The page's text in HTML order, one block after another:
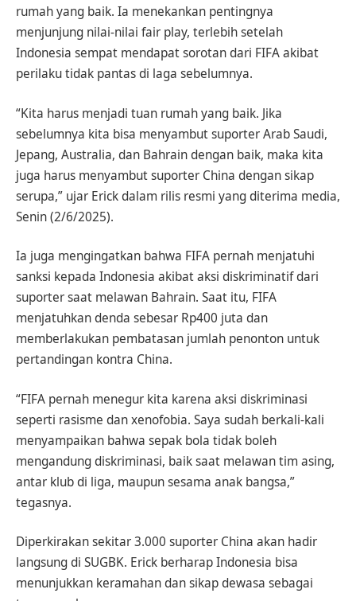
rumah yang baik. Ia menekankan pentingnya
menjunjung nilai-nilai fair play, terlebih setelah
Indonesia sempat mendapat sorotan dari FIFA akibat
perilaku tidak pantas di laga sebelumnya.
“Kita harus menjadi tuan rumah yang baik. Jika
sebelumnya kita bisa menyambut suporter Arab Saudi,
Jepang, Australia, dan Bahrain dengan baik, maka kita
juga harus menyambut suporter China dengan sikap
serupa,” ujar Erick dalam rilis resmi yang diterima media,
Senin (2/6/2025).
Ia juga mengingatkan bahwa FIFA pernah menjatuhi
sanksi kepada Indonesia akibat aksi diskriminatif dari
suporter saat melawan Bahrain. Saat itu, FIFA
menjatuhkan denda sebesar Rp400 juta dan
memberlakukan pembatasan jumlah penonton untuk
pertandingan kontra China.
“FIFA pernah menegur kita karena aksi diskriminasi
seperti rasisme dan xenofobia. Saya sudah berkali-kali
menyampaikan bahwa sepak bola tidak boleh
mengandung diskriminasi, baik saat melawan tim asing,
antar klub di liga, maupun sesama anak bangsa,”
tegasnya.
Diperkirakan sekitar 3.000 suporter China akan hadir
langsung di SUGBK. Erick berharap Indonesia bisa
menunjukkan keramahan dan sikap dewasa sebagai